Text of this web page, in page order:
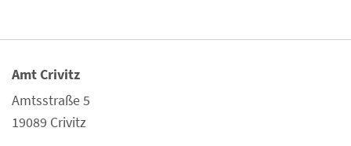
Amt Crivitz
Amtsstraße 5
19089 Crivitz